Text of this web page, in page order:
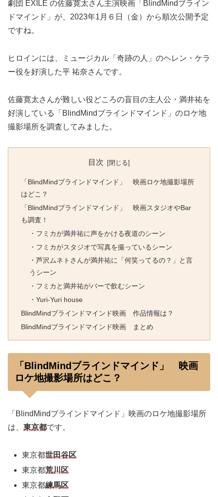
劇団 EXILE の佐藤寛太さん主演映画「BlindMindブライン
ドマインド」が、2023年1月６日（金）から順次公開予定
ですね。
ヒロインには、ミュージカル「奇跡の人」のヘレン・ケラ
ー役を好演した平 祐奈さんです。
佐藤寛太さんが難しい役どころの盲目の主人公・満井祐を
好演している「BlindMindブラインドマインド」のロケ地
撮影場所を調査してみました。
目次
「BlindMindブラインドマインド」 映画ロケ地撮影場所
はどこ？
「BlindMindブラインドマインド」 映画スタジオやBar
も調査！
・フミカが満井祐に声をかける夜道のシーン
・フミカがスタジオで写真を撮っているシーン
・芦沢ムネトさんが満井祐に「何笑ってるの？」と言
うシーン
・フミカと満井祐がバーで飲むシーン
・Yuri-Yuri house
BlindMindブラインドマインド映画 作品情報は？
BlindMindブラインドマインド映画 まとめ
「BlindMindブラインドマインド」 映画
ロケ地撮影場所はどこ？
「BlindMindブラインドマインド」映画のロケ地撮影場所
は、 東京都です。
東京都世田谷区
東京都荒川区
東京都練馬区